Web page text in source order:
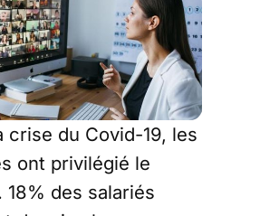
crise du Covid-19, les
ont privilégié le
18% des salariés